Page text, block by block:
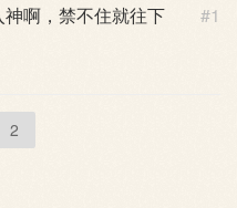
#1
啊，禁不住就往下
2